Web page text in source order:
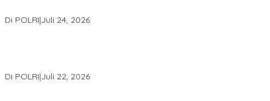
Di POLRI|Juli 24, 2026
Di POLRI|Juli 22, 2026